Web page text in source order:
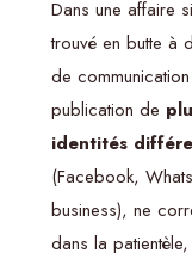
Dans une affaire
trouvé en butte à
de
publication de
identités
(Facebook,
business), ne
dans la